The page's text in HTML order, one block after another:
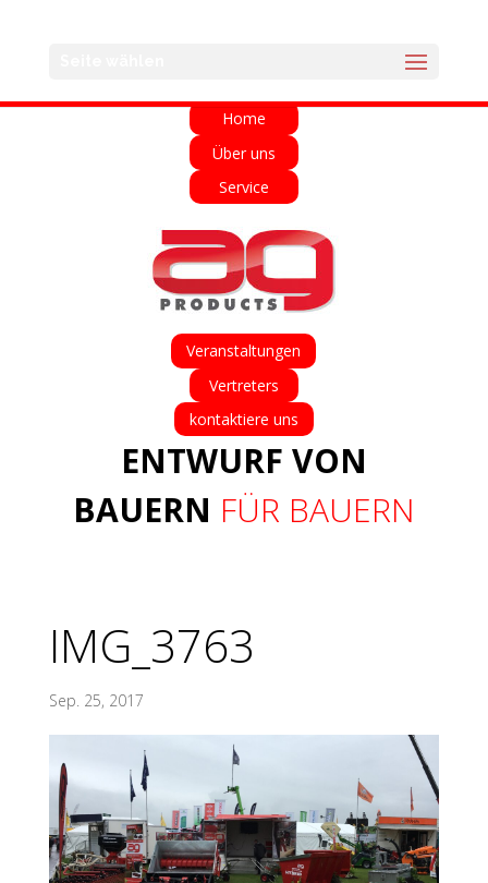
Home
Über uns
Service
Veranstaltungen
Vertreters
kontaktiere uns
ENTWURF VON
BAUERN FÜR BAUERN
IMG_3763
Sep. 25, 2017